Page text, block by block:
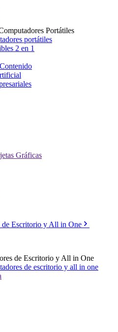
Portátiles
portátiles
2 en 1
Gráficas
de Escritorio y All in One
de Escritorio y All in One
de escritorio y all in one